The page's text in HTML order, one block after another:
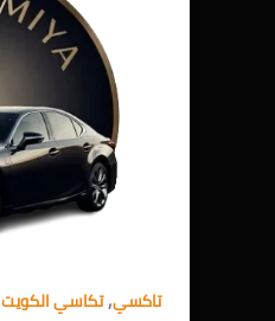
تاكسي,تكاسي الكويت